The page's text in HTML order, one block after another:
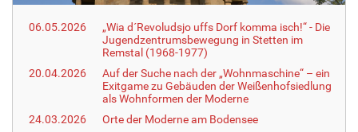
06.05.2026
„Wia d´Revoludsjo uffs Dorf komma isch!“ - Die
Jugendzentrumsbewegung in Stetten im
Remstal (1968-1977)
20.04.2026
Auf der Suche nach der „Wohnmaschine“ – ein
Exitgame zu Gebäuden der Weißenhofsiedlung
als Wohnformen der Moderne
24.03.2026
Orte der Moderne am Bodensee